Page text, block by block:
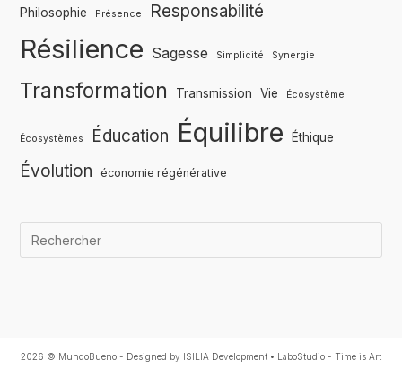
Philosophie Présence Responsabilité
Résilience Sagesse Simplicité Synergie
Transformation Transmission Vie Écosystème
Écosystèmes Éducation Équilibre Éthique
Évolution économie régénérative
2026 © MundoBueno - Designed by ISILIA Development • LaboStudio - Time is Art